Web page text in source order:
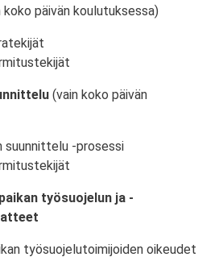
koko päivän koulutuksessa)
(vain koko päivän
suunnittelu -prosessi
työsuojelun ja -
työsuojelutoimijoiden oikeudet